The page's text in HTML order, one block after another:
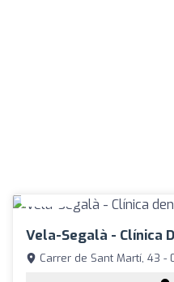
Vela-Segalà - Clínica
Carrer de Sant Martí, 43 -